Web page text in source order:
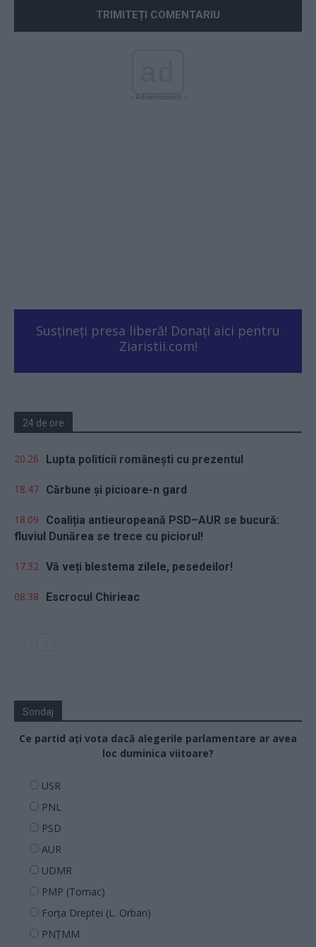
- Advertisment -
Susțineți presa liberă! Donați aici pentru
Ziaristii.com!
24 de ore
20.26 Lupta politicii românești cu prezentul
18.47 Cărbune și picioare-n gard
18.09
Coaliția antieuropeană PSD–AUR se bucură:
fluviul Dunărea se trece cu piciorul!
17.32 Vă veți blestema zilele, pesedeilor!
08.38 Escrocul Chirieac
Sondaj
Ce partid ați vota dacă alegerile parlamentare ar avea
loc duminica viitoare?
USR
PNL
PSD
AUR
UDMR
PMP (Tomac)
Forța Dreptei (L. Orban)
PNȚMM